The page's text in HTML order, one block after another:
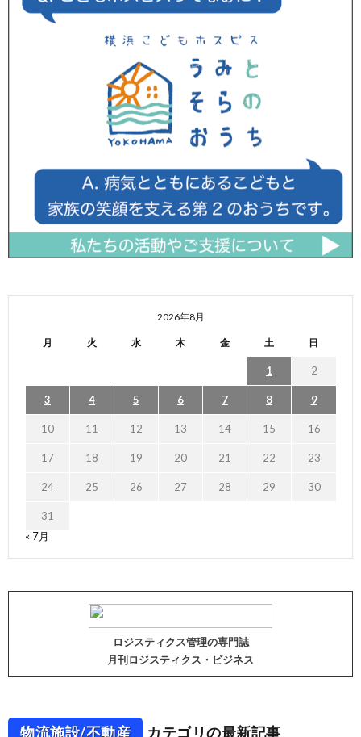
2026年8月
月 火 水 木 金 土 日
1 2
3 4 5 6 7 8 9
10 11 12 13 14 15 16
17 18 19 20 21 22 23
24 25 26 27 28 29 30
31
« 7月
ロジスティクス管理の専門誌
月刊ロジスティクス・ビジネス
物流施設/不動産 カテゴリの最新記事